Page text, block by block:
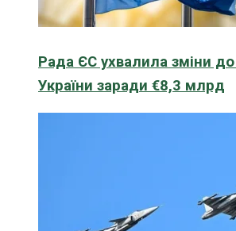
Рада ЄС ухвалила зміни
України заради €8,3 млрд